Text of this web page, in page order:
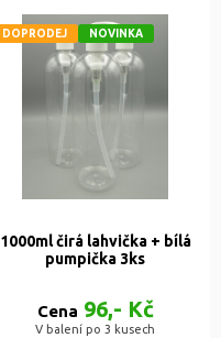
DOPRODEJ NOVINKA
1000ml čirá lahvička + bílá
pumpička 3ks
Cena 96,- Kč
V balení po 3 kusech